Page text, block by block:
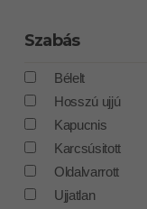
Szabás
Bélelt
Hosszú ujjú
Kapucnis
Karcsúsitott
Oldalvarrott
Ujjatlan